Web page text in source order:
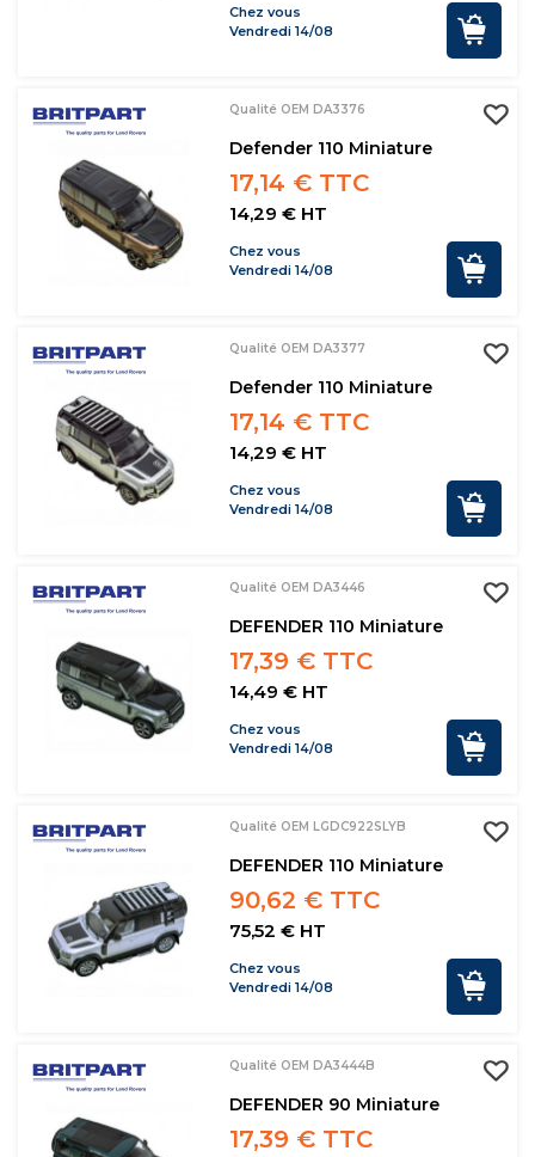
Chez vous
Vendredi 14/08
Qualité OEM DA3376
Defender 110 Miniature
17,14 € TTC
14,29 € HT
Chez vous
Vendredi 14/08
Qualité OEM DA3377
Defender 110 Miniature
17,14 € TTC
14,29 € HT
Chez vous
Vendredi 14/08
Qualité OEM DA3446
DEFENDER 110 Miniature
17,39 € TTC
14,49 € HT
Chez vous
Vendredi 14/08
Qualité OEM LGDC922SLYB
DEFENDER 110 Miniature
90,62 € TTC
75,52 € HT
Chez vous
Vendredi 14/08
Qualité OEM DA3444B
DEFENDER 90 Miniature
17,39 € TTC